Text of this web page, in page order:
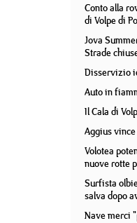
Conto alla
di Volpe di
Jova
Strade
Disservizio
Auto in
Il Cala di
Aggius
Volotea
nuove rotte
Surfista
salva dopo
Nave merci